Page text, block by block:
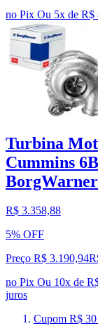
no Pix Ou 5x de R$
Turbina
Cummins
BorgWarner
R$ 3.358,88
5% OFF
Preço R$ 3.190,94
no Pix Ou 10x de
juros
Cupom R$